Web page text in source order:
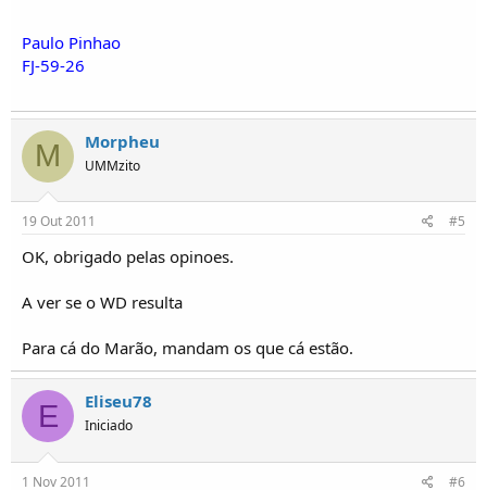
Paulo Pinhao
FJ-59-26
M Morpheu
UMMzito
19 Out 2011 #5
OK, obrigado pelas opinoes.
A ver se o WD resulta
Para cá do Marão, mandam os que cá estão.
E Eliseu78
Iniciado
1 Nov 2011 #6